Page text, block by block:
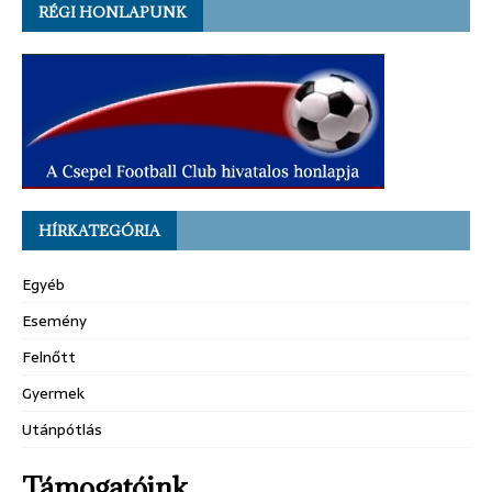
RÉGI HONLAPUNK
HÍRKATEGÓRIA
Egyéb
Esemény
Felnőtt
Gyermek
Utánpótlás